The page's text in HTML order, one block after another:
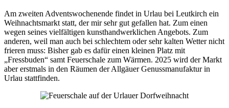
Am zweiten Adventswochenende findet in Urlau bei Leutkirch ein
Weihnachtsmarkt statt, der mir sehr gut gefallen hat. Zum einen
wegen seines vielfältigen kunsthandwerklichen Angebots. Zum
anderen, weil man auch bei schlechtem oder sehr kalten Wetter nicht
frieren muss: Bisher gab es dafür einen kleinen Platz mit
„Fressbuden“ samt Feuerschale zum Wärmen. 2025 wird der Markt
aber erstmals in den Räumen der Allgäuer Genussmanufaktur in
Urlau stattfinden.